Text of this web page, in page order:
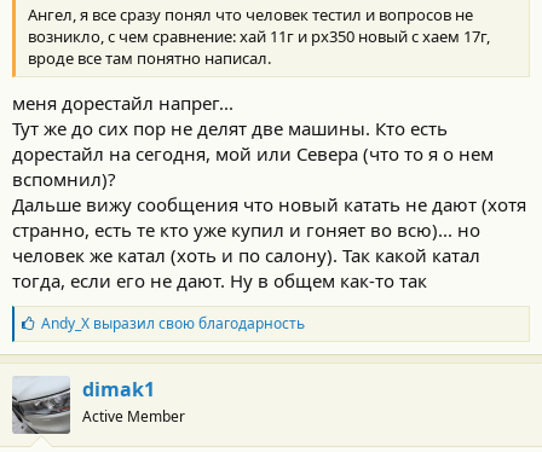
Ангел, я все сразу понял что человек тестил и вопросов не
возникло, с чем сравнение: хай 11г и рх350 новый с хаем 17г,
вроде все там понятно написал.
меня дорестайл напрег...
Тут же до сих пор не делят две машины. Кто есть
дорестайл на сегодня, мой или Севера (что то я о нем
вспомнил)?
Дальше вижу сообщения что новый катать не дают (хотя
странно, есть те кто уже купил и гоняет во всю)... но
человек же катал (хоть и по салону). Так какой катал
тогда, если его не дают. Ну в общем как-то так
Б
л
а
г
о
д
а
Andy_Xвыразил свою благодарность
dimak1
Active Member